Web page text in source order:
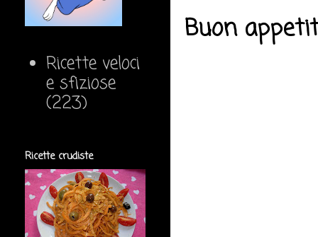
Buon
Ricette veloci
e sfiziose
(223)
Ricette crudiste